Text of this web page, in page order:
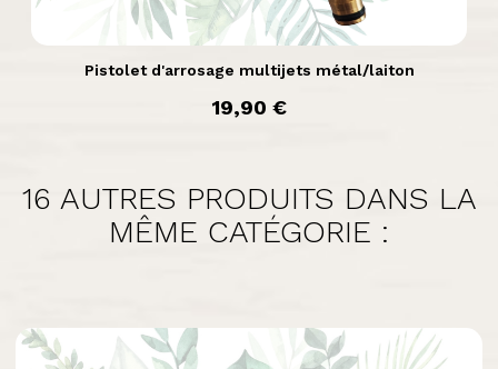
 Aperçu rapide
Pistolet d'arrosage multijets métal/laiton
prix
19,90 €
16 AUTRES PRODUITS DANS LA
MÊME CATÉGORIE :